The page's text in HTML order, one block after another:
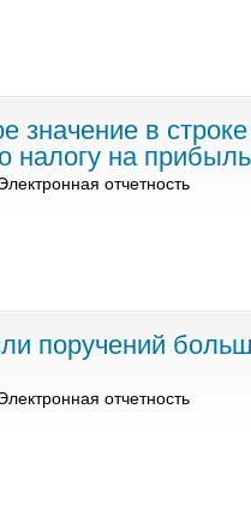
значение в
налогу на
отчетность
поручений
отчетность